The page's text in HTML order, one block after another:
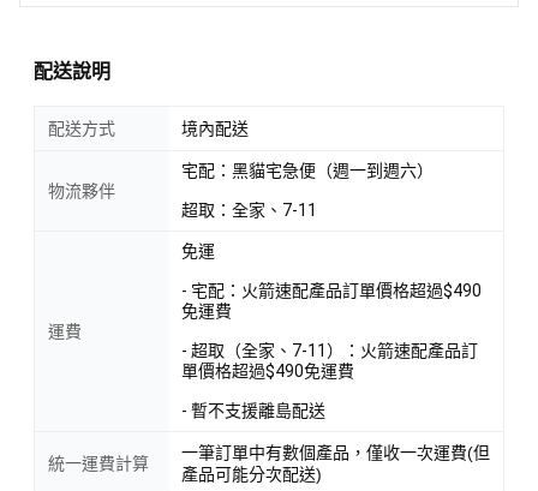
配送說明
配送方式 境內配送
物流夥伴
宅配：黑貓宅急便（週一到週六）
超取：全家、7-11
運費
免運
- 宅配：火箭速配產品訂單價格超過$490
免運費
- 超取（全家、7-11）：火箭速配產品訂
單價格超過$490免運費
- 暫不支援離島配送
統一運費計算
一筆訂單中有數個產品，僅收一次運費(但
產品可能分次配送)